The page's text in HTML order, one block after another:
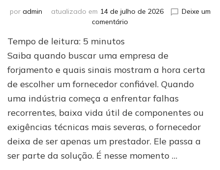
por admin atualizado em 14 de julho de 2026
Deixe um
comentário
uma
empresa
de
forjamento?
Tempo de leitura: 5 minutos
Saiba quando buscar uma empresa de
forjamento e quais sinais mostram a hora certa
de escolher um fornecedor confiável. Quando
uma indústria começa a enfrentar falhas
recorrentes, baixa vida útil de componentes ou
exigências técnicas mais severas, o fornecedor
deixa de ser apenas um prestador. Ele passa a
ser parte da solução. É nesse momento …